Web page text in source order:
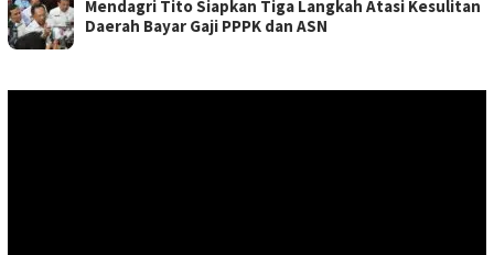
Mendagri Tito Siapkan Tiga Langkah Atasi Kesulitan
Daerah Bayar Gaji PPPK dan ASN